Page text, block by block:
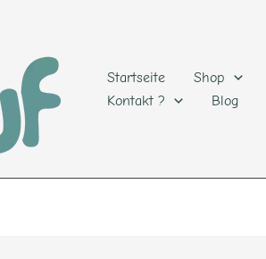
Startseite
Shop
Kontakt ?
Blog